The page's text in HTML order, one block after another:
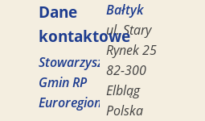
Dane
kontaktowe
Stowarzyszenie
Gmin RP
Euroregion
Bałtyk
ul. Stary
Rynek 25
82-300
Elbląg
Polska